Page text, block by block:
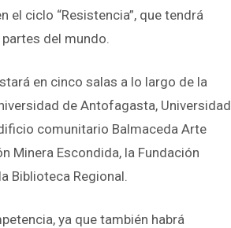
el ciclo “Resistencia”, que tendrá
del mundo.
en cinco salas a lo largo de la
de Antofagasta, Universidad
comunitario Balmaceda Arte
Minera Escondida, la Fundación
Biblioteca Regional.
ya que también habrá